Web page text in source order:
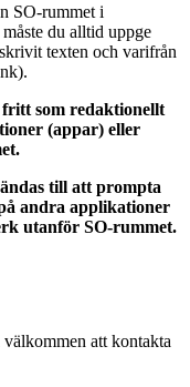
SO-rummet i
du alltid uppge
texten och varifrån
som redaktionellt
(appar) eller
till att prompta
andra applikationer
utanför SO-rummet.
att kontakta